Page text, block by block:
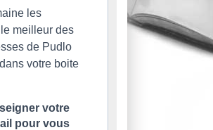
les
meilleur des
de Pudlo
votre boite
votre
pour vous